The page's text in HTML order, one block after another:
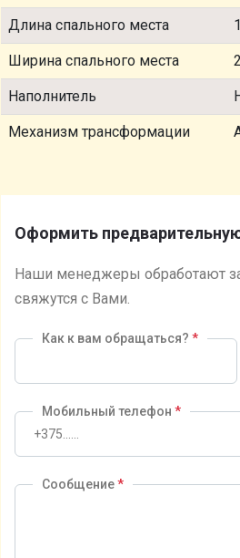
Длина спального места
Ширина спального места
Наполнитель
Механизм трансформации
Оформить
Наши менеджеры обработают
свяжутся с Вами.
Как к вам обращаться? *
Мобильный телефон *
Сообщение*